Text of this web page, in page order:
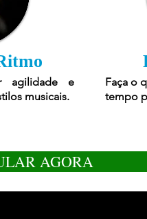
agilidade e
musicais.
Faça o
tempo
AGORA